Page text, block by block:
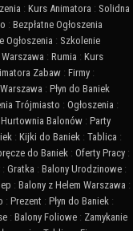
: Kurs Animatora : Solidna
: Bezpłatne Ogłoszenia
Ogłoszenia : Szkolenie
: Rumia : Kurs
Zabaw : Firmy :
: Płyn do Baniek
Trójmiasto : Ogłoszenia :
Hurtownia Balonów : Party
: Kijki do Baniek : Tablica :
do Baniek : Oferty Pracy :
: Gratka : Balony Urodzinowe :
: Balony z Helem Warszawa :
: Prezent : Płyn do Baniek :
: Balony Foliowe : Zamykanie